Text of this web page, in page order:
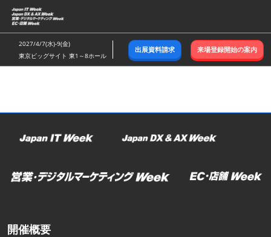
ス
キ
ッ
し
む
2027/4/7(水)-9(金)
東京ビッグサイト 東1～8ホール
出展資料請求 来場登録開始の案内
開催概要